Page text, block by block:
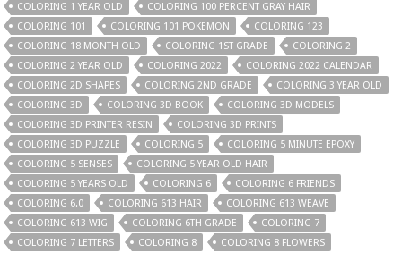
COLORING 1 YEAR OLD
COLORING 100 PERCENT GRAY HAIR
COLORING 101
COLORING 101 POKEMON
COLORING 123
COLORING 18 MONTH OLD
COLORING 1ST GRADE
COLORING 2
COLORING 2 YEAR OLD
COLORING 2022
COLORING 2022 CALENDAR
COLORING 2D SHAPES
COLORING 2ND GRADE
COLORING 3 YEAR OLD
COLORING 3D
COLORING 3D BOOK
COLORING 3D MODELS
COLORING 3D PRINTER RESIN
COLORING 3D PRINTS
COLORING 3D PUZZLE
COLORING 5
COLORING 5 MINUTE EPOXY
COLORING 5 SENSES
COLORING 5 YEAR OLD HAIR
COLORING 5 YEARS OLD
COLORING 6
COLORING 6 FRIENDS
COLORING 6.0
COLORING 613 HAIR
COLORING 613 WEAVE
COLORING 613 WIG
COLORING 6TH GRADE
COLORING 7
COLORING 7 LETTERS
COLORING 8 COLORING 8 FLOWERS